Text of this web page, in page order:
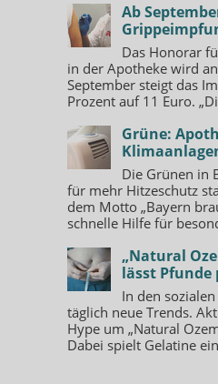
Ab
Das Honorar
in der Apotheke wird
September steigt das
Prozent auf 11 Euro.
Grüne:
Die Grünen in
für mehr Hitzeschutz
dem Motto „Bayern
schnelle Hilfe für
„Natural
lässt Pfunde
In den
täglich neue Trends.
Hype um „Natural
Dabei spielt Gelatine